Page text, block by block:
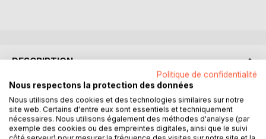
DESCRIPTION
1453 : La guerre de cent anas vient de se terminer à
Castillon. Des pèlerins subissent des meurtres inexpliqués
au sein de leur groupe. Ils sont défendus sur le chemin de
Bordeaux à Mimizan, allant vers Saint-Jacques-de-
Politique de confidentialité
Nous respectons la protection des données
Nous utilisons des cookies et des technologies similaires sur notre
site web. Certains d'entre eux sont essentiels et techniquement
nécessaires. Nous utilisons également des méthodes d'analyse (par
exemple des cookies ou des empreintes digitales, ainsi que le suivi